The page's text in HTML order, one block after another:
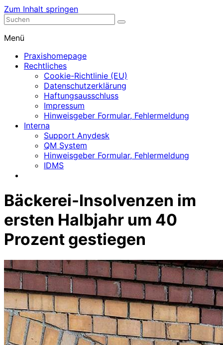
Zum Inhalt springen
Nephrologische Praxis mit Dialyse
Menü
Praxishomepage
Rechtliches
Cookie-Richtlinie (EU)
Datenschutzerklärung
Haftungsausschluss
Impressum
Hinweisgeber Formular, Fehlermeldung
Interna
Support Anydesk
QM System
Hinweisgeber Formular, Fehlermeldung
IDMS
Bäckerei-Insolvenzen im
ersten Halbjahr um 40
Prozent gestiegen